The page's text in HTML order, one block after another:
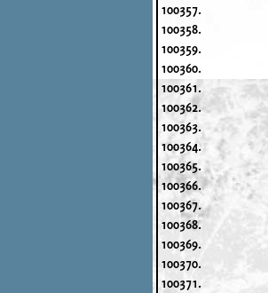
100357.
100358.
100359.
100360.
100361.
100362.
100363.
100364.
100365.
100366.
100367.
100368.
100369.
100370.
100371.